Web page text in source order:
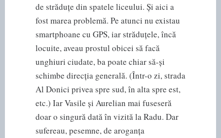
de străduțe din spatele liceului. Și aici a
fost marea problemă. Pe atunci nu existau
smartphoane cu GPS, iar străduțele, încă
locuite, aveau prostul obicei să facă
unghiuri ciudate, ba poate chiar să-și
schimbe direcția generală. (Într-o zi, strada
Al Donici privea spre sud, în alta spre est,
etc.) Iar Vasile și Aurelian mai fuseseră
doar o singură dată în vizită la Radu. Dar
sufereau, pesemne, de aroganța